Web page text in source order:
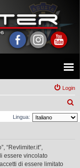
Login
e
Lingua:
“Revlimiter.it”,
essere vincolato
di essere limitato